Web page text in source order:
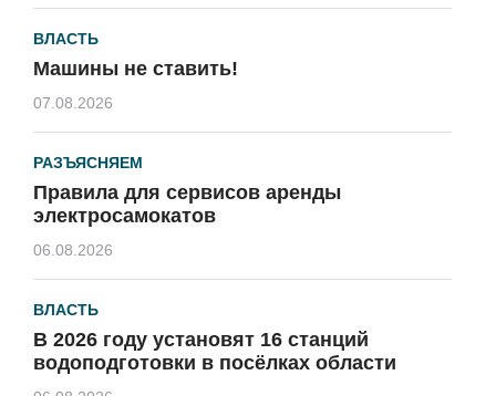
ВЛАСТЬ
Машины не ставить!
07.08.2026
РАЗЪЯСНЯЕМ
Правила для сервисов аренды
электросамокатов
06.08.2026
ВЛАСТЬ
В 2026 году установят 16 станций
водоподготовки в посёлках области